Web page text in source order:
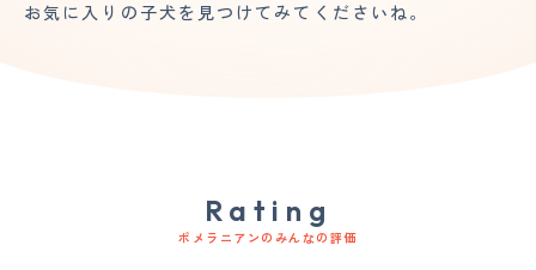
お気に入りの子犬を見つけてみてくださいね。
Rating
ポメラニアンのみんなの評価